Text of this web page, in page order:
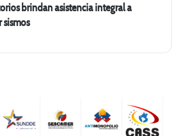
brindan asistencia integral a